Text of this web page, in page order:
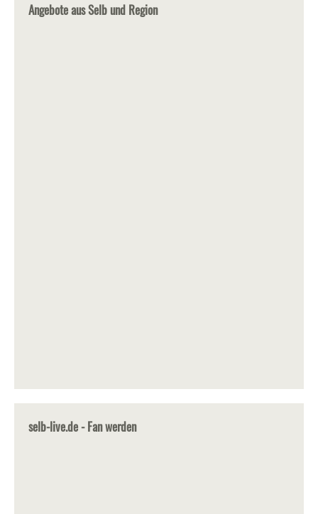
Angebote aus Selb und Region
selb-live.de - Fan werden